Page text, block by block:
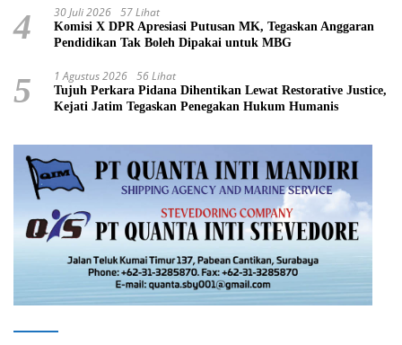
4 30 Juli 2026 57 Lihat
Komisi X DPR Apresiasi Putusan MK, Tegaskan Anggaran
Pendidikan Tak Boleh Dipakai untuk MBG
5 1 Agustus 2026 56 Lihat
Tujuh Perkara Pidana Dihentikan Lewat Restorative Justice,
Kejati Jatim Tegaskan Penegakan Hukum Humanis